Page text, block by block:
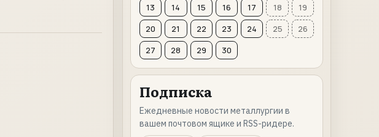
13
14 15 16 17 18
19
20
21 22 23 24 25
26
27
28 29 30
Подписка
Ежедневные новости металлургии в
вашем почтовом ящике и RSS-ридере.